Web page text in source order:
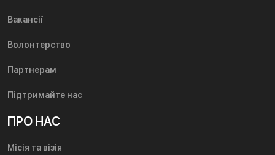
Вакансії
Волонтерство
Партнерам
Підтримайте нас
ПРО НАС
Місія та візія